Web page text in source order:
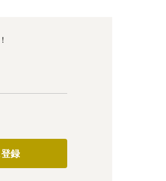
録